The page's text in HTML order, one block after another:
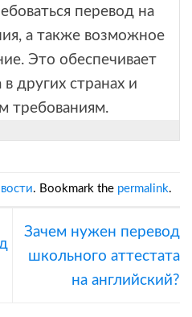
перевод на
а также возможное
Это обеспечивает
других странах и
требованиям.
. Bookmark the permalink.
Зачем нужен перевод
школьного аттестата
на английский?